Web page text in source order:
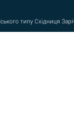
типу Східниця